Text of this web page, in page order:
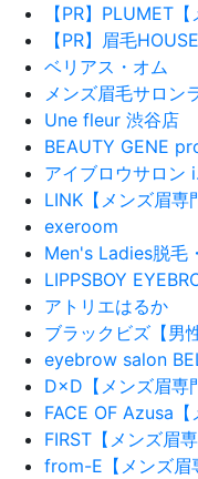
【PR】PLUMET【
【PR】眉毛
ベリアス・オム
メンズ眉毛サロン
Une fleur 渋谷店
BEAUTY GENE
アイブロウサロン
LINK【メンズ眉専
exeroom
Men's Ladies脱毛
LIPPSBOY
アトリエはるか
ブラックビズ【男
eyebrow salon
D×D【メンズ眉専
FACE OF Azusa【
FIRST【メンズ眉専
from-E【メンズ眉